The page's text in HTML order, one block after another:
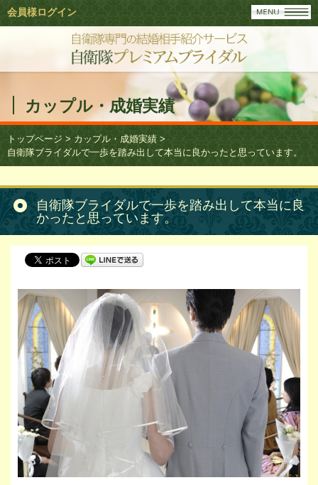
カップル・成婚実績
トップページ > カップル・成婚実績 >
自衛隊ブライダルで一歩を踏み出して本当に良かったと思っています。
自衛隊ブライダルで一歩を踏み出して本当に良
かったと思っています。
会員様ログイン